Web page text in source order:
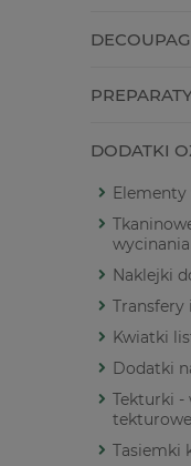
DODATKI
wycinania
Naklejki
Transfery
Kwiatki
Dodatki
Tekturki -
Tasiemki